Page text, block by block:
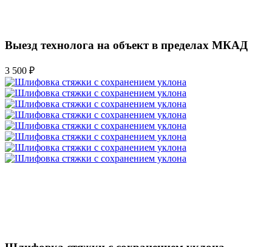
Выезд технолога на объект в пределах МКАД
3 500 ₽